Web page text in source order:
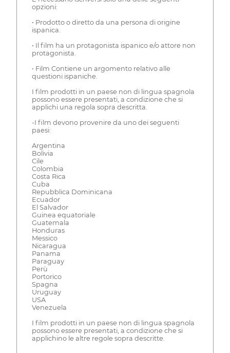
opzioni:
• Prodotto o diretto da una persona di origine
ispanica.
• Il film ha un protagonista ispanico e/o attore non
protagonista.
• Film Contiene un argomento relativo alle
questioni ispaniche.
I film prodotti in un paese non di lingua spagnola
possono essere presentati, a condizione che si
applichi una regola sopra descritta.
-I film devono provenire da uno dei seguenti
paesi:
Argentina
Bolivia
Cile
Colombia
Costa Rica
Cuba
Repubblica Dominicana
Ecuador
El Salvador
Guinea equatoriale
Guatemala
Honduras
Messico
Nicaragua
Panama
Paraguay
Perù
Portorico
Spagna
Uruguay
USA
Venezuela
I film prodotti in un paese non di lingua spagnola
possono essere presentati, a condizione che si
applichino le altre regole sopra descritte.